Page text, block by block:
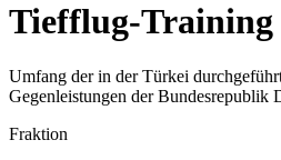
Tiefflug-Training
Umfang der in der Türkei
Gegenleistungen der Bundesrepublik
Fraktion